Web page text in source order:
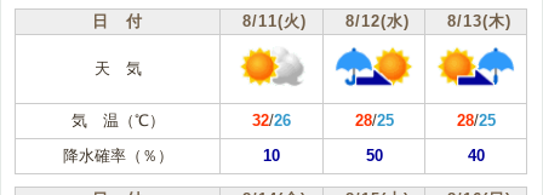
日 付 8/11(火) 8/12(水) 8/13(木)
天 気
気 温（℃） 32/26 28/25 28/25
降水確率（％）
10 50 40